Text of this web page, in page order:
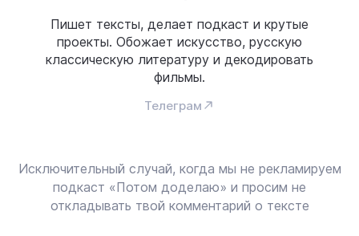
Пишет тексты, делает подкаст и крутые
проекты. Обожает искусство, русскую
классическую литературу и декодировать
фильмы.
Телеграм
Исключительный случай, когда мы не рекламируем
подкаст «Потом доделаю» и просим не
откладывать твой комментарий о тексте